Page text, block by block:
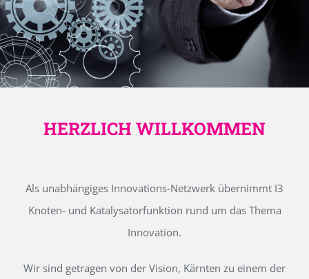
HERZLICH WILLKOMMEN
Als unabhängiges Innovations-Netzwerk übernimmt I3
Knoten- und Katalysatorfunktion rund um das Thema
Innovation.
Wir sind getragen von der Vision, Kärnten zu einem der